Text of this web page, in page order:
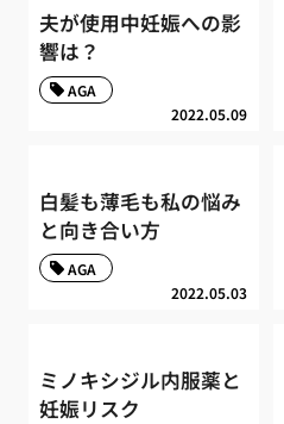
夫が使用中妊娠への影
響は？
2022.05.09
AGA
白髪も薄毛も私の悩み
と向き合い方
2022.05.03
AGA
ミノキシジル内服薬と
妊娠リスク